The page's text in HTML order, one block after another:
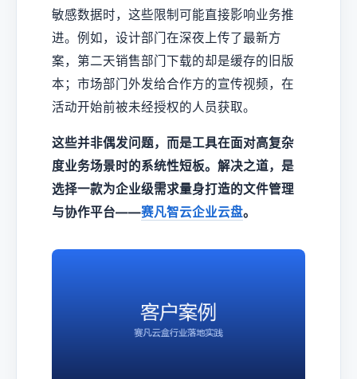
敏感数据时，这些限制可能直接影响业务推
进。例如，设计部门在深夜上传了最新方
案，第二天销售部门下载的却是缓存的旧版
本；市场部门外发给合作方的宣传视频，在
活动开始前被未经授权的人员获取。
这些并非偶发问题，而是工具在面对高复杂
度业务场景时的系统性短板。解决之道，是
选择一款为企业级需求量身打造的文件管理
与协作平台——赛凡智云企业云盘。